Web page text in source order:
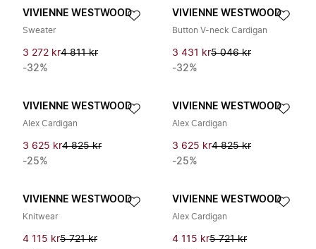
VIVIENNE WESTWOOD
Sweater
3 272 kr4 811 kr
-32%
VIVIENNE WESTWOOD
Button V-neck Cardigan
3 431 kr5 046 kr
-32%
VIVIENNE WESTWOOD
Alex Cardigan
3 625 kr4 825 kr
-25%
VIVIENNE WESTWOOD
Alex Cardigan
3 625 kr4 825 kr
-25%
VIVIENNE WESTWOOD
Knitwear
4 115 kr5 721 kr
VIVIENNE WESTWOOD
Alex Cardigan
4 115 kr5 721 kr